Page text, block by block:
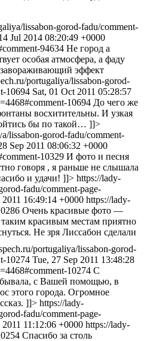
lissabon-gorod-fadu/comment-
Jul 2014 08:20:49 +0000
94634 Не город а
особая атмосфера, а фаду
завораживающий эффект
portugaliya/lissabon-gorod-
10694 Sat, 01 Oct 2011 05:28:57
10694 До чего же
восхитительны. И узкая
бы по такой… ]]>
lissabon-gorod-fadu/comment-
Sep 2011 08:06:32 +0000
10329 И фото и песня
говоря , я раньше не слышала
и удачи! ]]> https://lady-
fadu/comment-page-
16:49:14 +0000 https://lady-
Очень красивые фото —
красивым местам приятно
Не зря Лиссабон сделали
portugaliya/lissabon-gorod-
10274 Tue, 27 Sep 2011 13:48:28
10274 С
с Вашей помощью, в
этого города. Огромное
]]> https://lady-
fadu/comment-page-
11:12:06 +0000 https://lady-
Спасибо за столь